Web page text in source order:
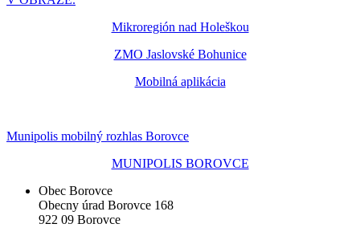
Mikroregión nad Holeškou
ZMO Jaslovské Bohunice
Mobilná aplikácia
Munipolis mobilný rozhlas Borovce
MUNIPOLIS BOROVCE
Obec Borovce
Obecny úrad Borovce 168
922 09 Borovce